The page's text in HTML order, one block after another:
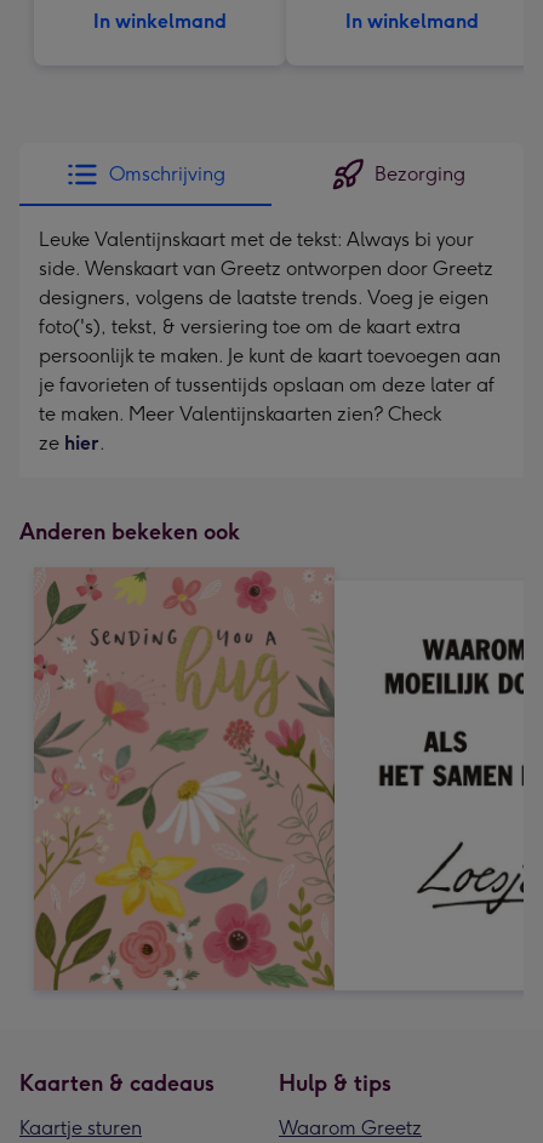
In winkelmand In winkelmand
Omschrijving Bezorging
Leuke Valentijnskaart met de tekst: Always bi your
side. Wenskaart van Greetz ontworpen door Greetz
designers, volgens de laatste trends. Voeg je eigen
foto('s), tekst, & versiering toe om de kaart extra
persoonlijk te maken. Je kunt de kaart toevoegen aan
je favorieten of tussentijds opslaan om deze later af
te maken. Meer Valentijnskaarten zien? Check
ze hier.
Anderen bekeken ook
Kaarten & cadeaus
Kaartje sturen
Hulp & tips
Waarom Greetz